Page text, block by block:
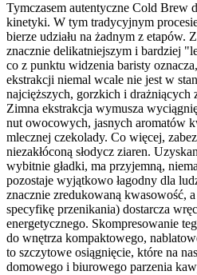
Tymczasem autentyczne Cold Brew
kinetyki. W tym tradycyjnym
bierze udziału na żadnym z etapów.
znacznie delikatniejszym i bardziej
co z punktu widzenia baristy
ekstrakcji niemal wcale nie jest w
najcięższych, gorzkich i drażniących
Zimna ekstrakcja wymusza
nut owocowych, jasnych aromatów
mlecznej czekolady. Co więcej,
niezakłóconą słodycz ziaren.
wybitnie gładki, ma przyjemną,
pozostaje wyjątkowo łagodny dla
znacznie zredukowaną kwasowość,
specyfikę przenikania) dostarcza
energetycznego. Skompresowanie
do wnętrza kompaktowego,
to szczytowe osiągnięcie, które na
domowego i biurowego parzenia